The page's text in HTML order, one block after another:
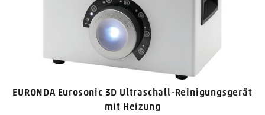
EURONDA Eurosonic 3D Ultraschall-Reinigungsgerät
mit Heizung